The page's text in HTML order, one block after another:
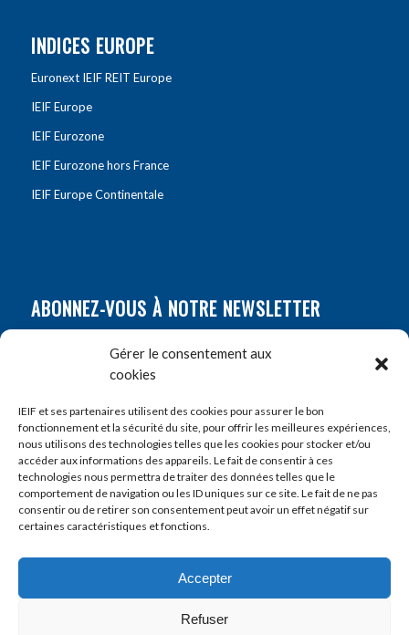
Gérer le consentement aux
cookies
IEIF et ses partenaires utilisent des cookies pour assurer le bon
fonctionnement et la sécurité du site, pour offrir les meilleures expériences,
nous utilisons des technologies telles que les cookies pour stocker et/ou
accéder aux informations des appareils. Le fait de consentir à ces
technologies nous permettra de traiter des données telles que le
comportement de navigation ou les ID uniques sur ce site. Le fait de ne pas
consentir ou de retirer son consentement peut avoir un effet négatif sur
certaines caractéristiques et fonctions.
Accepter
Refuser
INDICES EUROPE
Euronext IEIF REIT Europe
IEIF Europe
IEIF Eurozone
IEIF Eurozone hors France
IEIF Europe Continentale
ABONNEZ-VOUS À NOTRE NEWSLETTER
Prénom*
E-mail*